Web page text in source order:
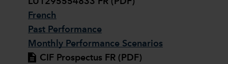
French
Past Performance
Monthly Performance Scenarios
CIF Prospectus FR (PDF)